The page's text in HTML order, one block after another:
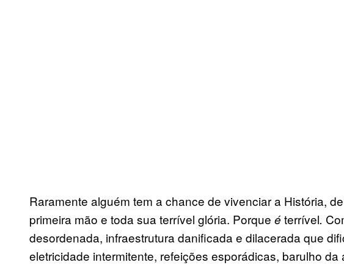
Raramente alguém tem a chance de vivenciar a História,
primeira mão e toda sua terrível glória. Porque éterrível.
desordenada, infraestrutura danificada e dilacerada que
eletricidade intermitente, refeições esporádicas, barulho